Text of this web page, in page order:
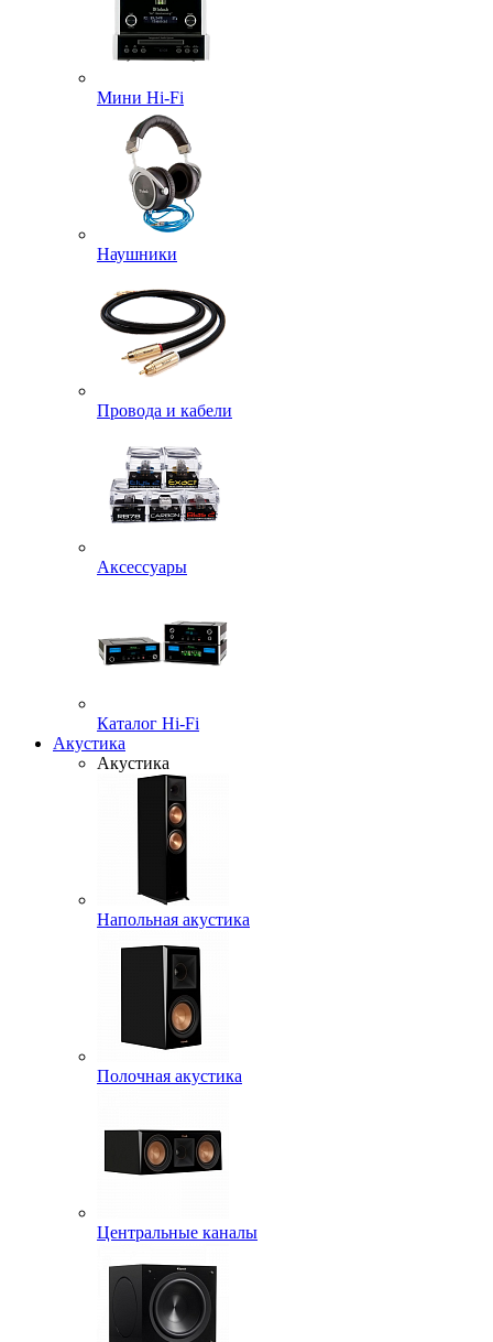
Мини Hi-Fi
Наушники
Провода и кабели
Аксессуары
Каталог Hi-Fi
Акустика
Акустика
Напольная акустика
Полочная акустика
Центральные каналы